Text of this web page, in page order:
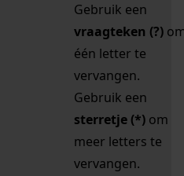
Gebruik een
vraagteken (?)
één letter te
vervangen.
Gebruik een
sterretje (*) om
meer letters te
vervangen.